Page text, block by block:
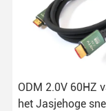
ODM 2.0V 60HZ
het Jasjehoge